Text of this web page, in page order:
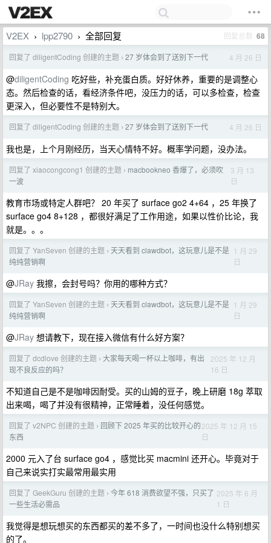
V2EX › lpp2790 › 全部回复 回复总数 68
回复了 diligentCoding 创建的主题 › 27 岁体会到了送别下一代 4 月 26 日
@diligentCoding 吃好些，补充蛋白质。好好休养，重要的是调整心
态。然后检查的话，看经济条件吧，没压力的话，可以多检查，检查
更深入，但必要性不是特别大。
回复了 diligentCoding 创建的主题 › 27 岁体会到了送别下一代 4 月 26 日
我也是，上个月刚经历，当天心情特不好。概率学问题，没办法。
回复了 xiaocongcong1 创建的主题 › macbookneo 香爆了，必须吹
一波
3 月 13
日
教育市场或特定人群吧？ 20 年买了 surface go2 4+64 ，25 年换了
surface go4 8+128 ，都很好满足了工作用途，如果以性价比论，我
就是。。。
回复了 YanSeven 创建的主题 › 天天看到 clawdbot，这玩意儿是不是
纯纯营销啊
1 月 29
日
@JRay 我擦，会封号吗？你用的哪种方式？
回复了 YanSeven 创建的主题 › 天天看到 clawdbot，这玩意儿是不是
纯纯营销啊
1 月 29
日
@JRay 想请教下，现在接入微信有什么好方案？
回复了 dcdlove 创建的主题 › 大家每天喝一杯以上咖啡，有出
现不良反应的吗？
2025 年 12 月
16 日
不知道自己是不是咖啡因耐受。买的山姆的豆子，晚上研磨 18g 萃取
出来喝，喝了并没有很精神，正常睡着，没任何感觉。
回复了 v2NPC 创建的主题 › 回顾下 2025 年买的比较开心的
东西
2025 年 12 月 15
日
2000 元入了台 surface go4 ，感觉比买 macmini 还开心。毕竟对于
自己来说实打实最常用最实用
回复了 GeekGuru 创建的主题 › 今年 618 消费欲望不强，只买了
一些生活必需品
2025 年 6 月
1 日
我觉得是想玩想买的东西都买的差不多了，一时间也没什么特别想买
的了。